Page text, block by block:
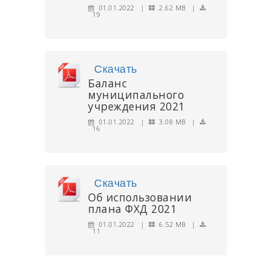
01.01.2022 | 2.62 MB |
19
Скачать
Баланс
муниципального
учреждения 2021
01.01.2022 | 3.08 MB |
16
Скачать
Об использовании
плана ФХД 2021
01.01.2022 | 6.52 MB |
11